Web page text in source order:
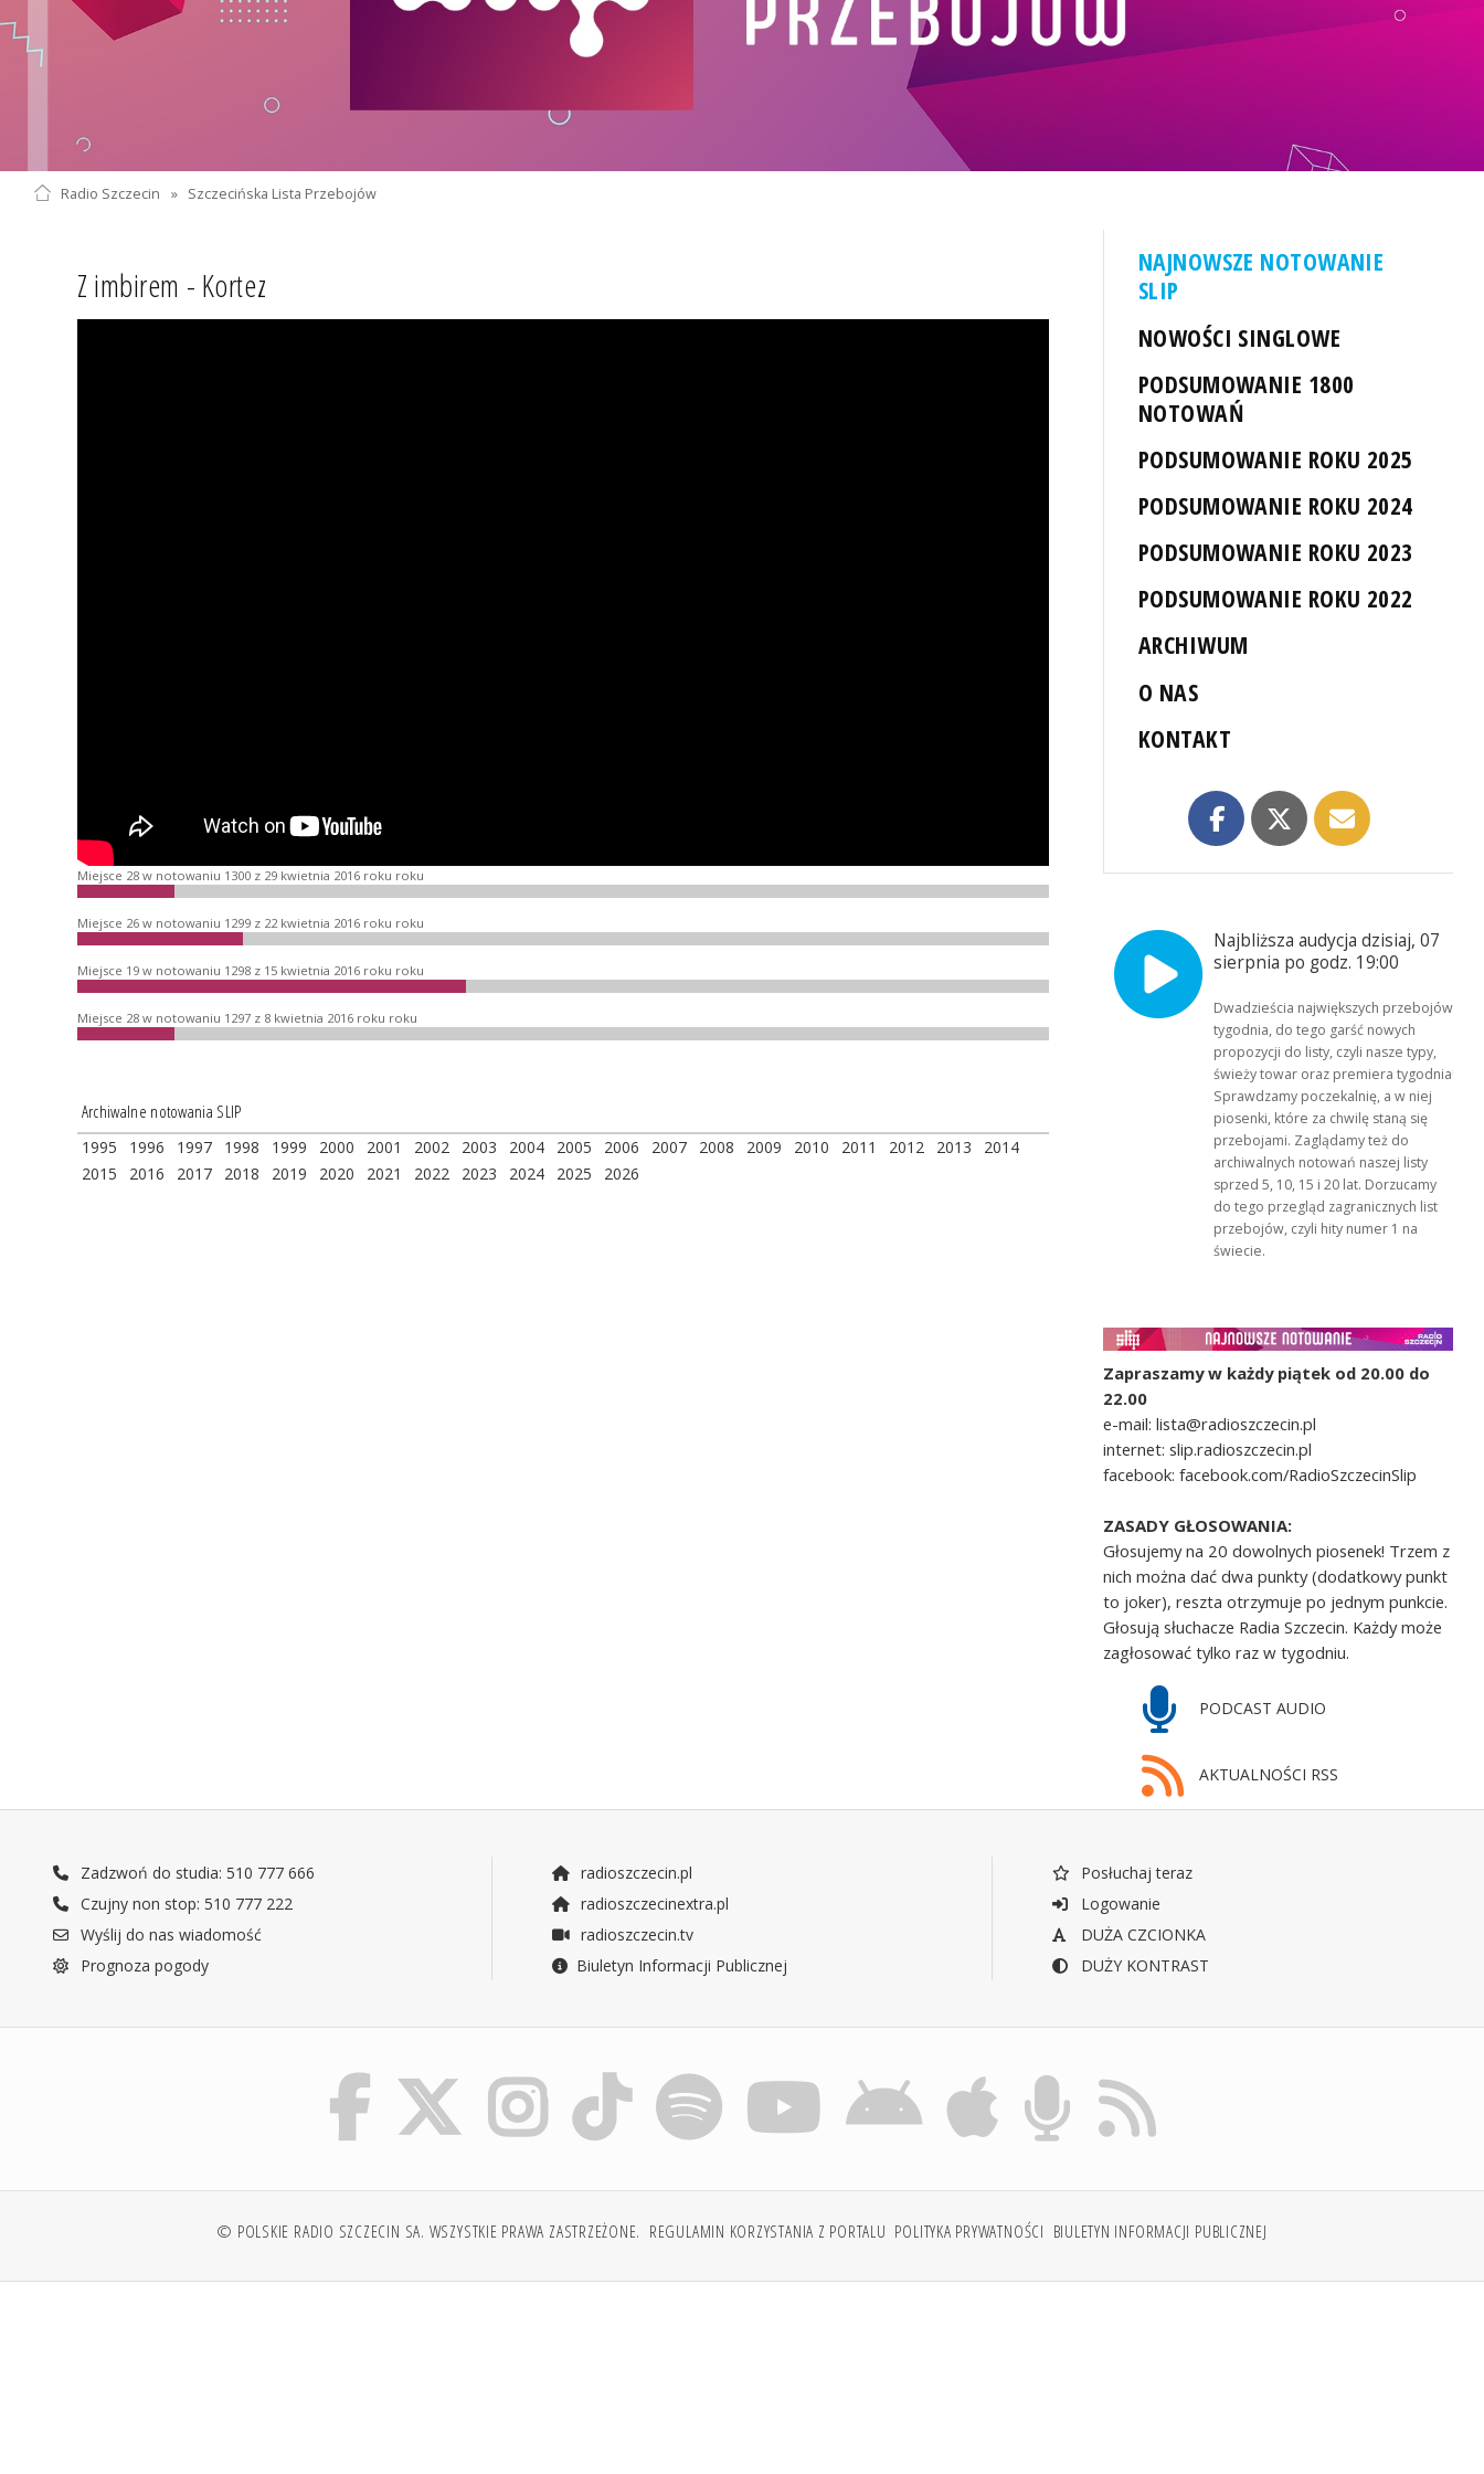
Radio Szczecin » Szczecińska Lista Przebojów
Z imbirem - Kortez
Miejsce 28 w notowaniu 1300 z 29 kwietnia 2016 roku roku
Miejsce 26 w notowaniu 1299 z 22 kwietnia 2016 roku roku
Miejsce 19 w notowaniu 1298 z 15 kwietnia 2016 roku roku
Miejsce 28 w notowaniu 1297 z 8 kwietnia 2016 roku roku
Archiwalne notowania SLIP
1995 1996 1997 1998 1999 2000 2001 2002 2003 2004 2005 2006 2007 2008 2009 2010 2011 2012 2013
2014
2015
2016 2017 2018 2019 2020 2021 2022 2023 2024 2025 2026
NAJNOWSZE NOTOWANIE
SLIP
NOWOŚCI SINGLOWE
PODSUMOWANIE 1800
NOTOWAŃ
PODSUMOWANIE ROKU 2025
PODSUMOWANIE ROKU 2024
PODSUMOWANIE ROKU 2023
PODSUMOWANIE ROKU 2022
ARCHIWUM
O NAS
KONTAKT
Najbliższa audycja dzisiaj, 07
sierpnia po godz. 19:00
Dwadzieścia największych przebojów
tygodnia, do tego garść nowych
propozycji do listy, czyli nasze typy,
świeży towar oraz premiera tygodnia!
Sprawdzamy poczekalnię, a w niej
piosenki, które za chwilę staną się
przebojami. Zaglądamy też do
archiwalnych notowań naszej listy
sprzed 5, 10, 15 i 20 lat. Dorzucamy
do tego przegląd zagranicznych list
przebojów, czyli hity numer 1 na
świecie.
Zapraszamy w każdy piątek od 20.00 do
22.00
e-mail: lista@radioszczecin.pl
internet: slip.radioszczecin.pl
facebook: facebook.com/RadioSzczecinSlip
ZASADY GŁOSOWANIA:
Głosujemy na 20 dowolnych piosenek! Trzem z
nich można dać dwa punkty (dodatkowy punkt
to joker), reszta otrzymuje po jednym punkcie.
Głosują słuchacze Radia Szczecin. Każdy może
zagłosować tylko raz w tygodniu.
PODCAST AUDIO
AKTUALNOŚCI RSS
Zadzwoń do studia: 510 777 666
Czujny non stop: 510 777 222
Wyślij do nas wiadomość
Prognoza pogody
radioszczecin.pl
radioszczecinextra.pl
radioszczecin.tv
Biuletyn Informacji Publicznej
Posłuchaj teraz
Logowanie
DUŻA CZCIONKA
DUŻY KONTRAST
© POLSKIE RADIO SZCZECIN SA. WSZYSTKIE PRAWA ZASTRZEŻONE. REGULAMIN KORZYSTANIA Z PORTALU POLITYKA PRYWATNOŚCI BIULETYN INFORMACJI PUBLICZNEJ